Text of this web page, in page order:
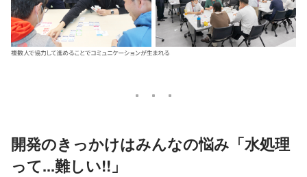
開発のきっかけはみんなの悩み「水処理
って...難しい!!」